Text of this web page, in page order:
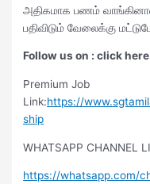
அதிகமாக பணம்
பதிவிடும் வேலைக்கு
Follow us on : click here
Premium Job
Link:https://
ship
WHATSAPP CHANNEL
https://whatsapp.com/